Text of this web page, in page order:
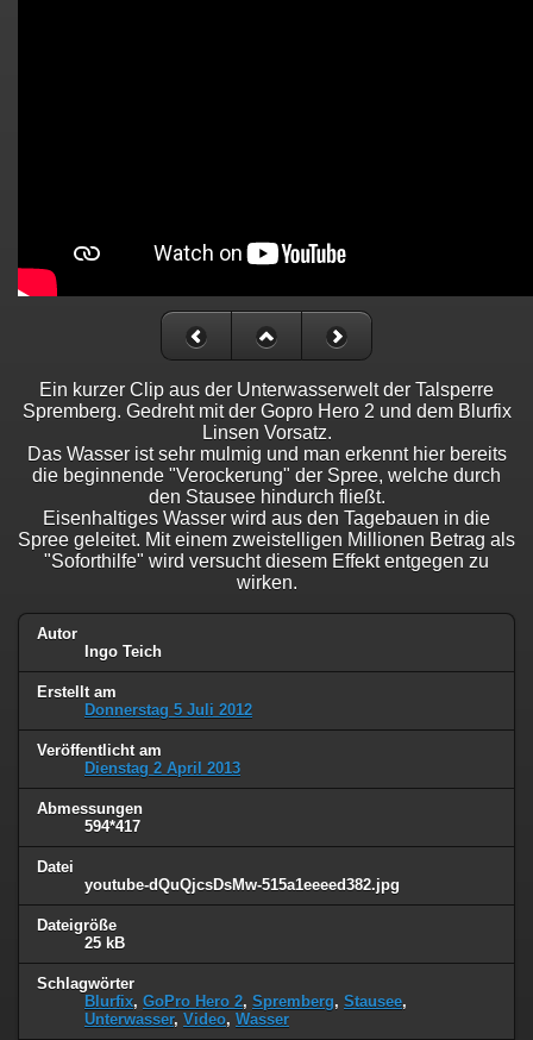
Ein kurzer Clip aus der Unterwasserwelt der Talsperre
Spremberg. Gedreht mit der Gopro Hero 2 und dem Blurfix
Linsen Vorsatz.
Das Wasser ist sehr mulmig und man erkennt hier bereits
die beginnende "Verockerung" der Spree, welche durch
den Stausee hindurch fließt.
Eisenhaltiges Wasser wird aus den Tagebauen in die
Spree geleitet. Mit einem zweistelligen Millionen Betrag als
"Soforthilfe" wird versucht diesem Effekt entgegen zu
wirken.
Autor
Ingo Teich
Erstellt am
Donnerstag 5 Juli 2012
Veröffentlicht am
Dienstag 2 April 2013
Abmessungen
594*417
Datei
youtube-dQuQjcsDsMw-515a1eeeed382.jpg
Dateigröße
25 kB
Schlagwörter
Blurfix, GoPro Hero 2, Spremberg, Stausee,
Unterwasser, Video, Wasser